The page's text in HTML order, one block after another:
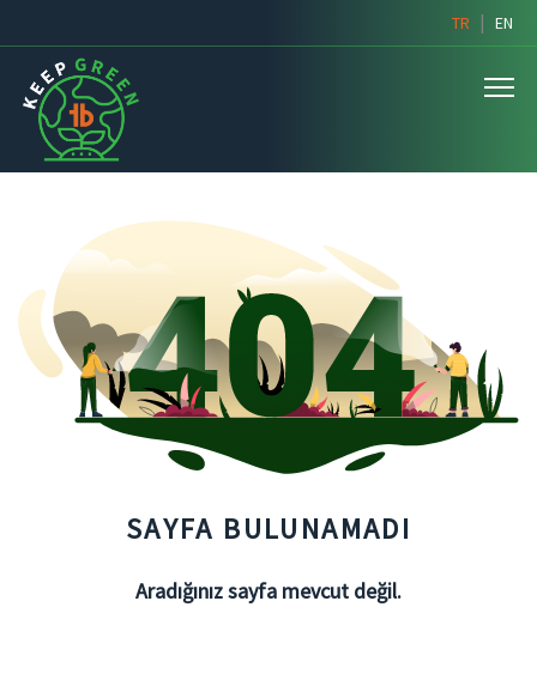
TR | EN
SAYFA BULUNAMADI
Aradığınız sayfa mevcut değil.